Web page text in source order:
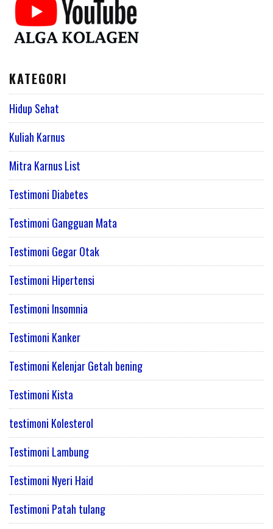
KATEGORI
Hidup Sehat
Kuliah Karnus
Mitra Karnus List
Testimoni Diabetes
Testimoni Gangguan Mata
Testimoni Gegar Otak
Testimoni Hipertensi
Testimoni Insomnia
Testimoni Kanker
Testimoni Kelenjar Getah bening
Testimoni Kista
testimoni Kolesterol
Testimoni Lambung
Testimoni Nyeri Haid
Testimoni Patah tulang